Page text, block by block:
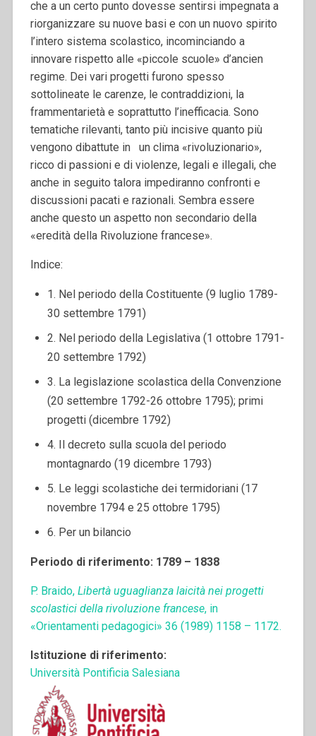
che a un certo punto dovesse sentirsi impegnata a
riorganizzare su nuove basi e con un nuovo spirito
l’intero sistema scolastico, incominciando a
innovare rispetto alle «piccole scuole» d’ancien
regime. Dei vari progetti furono spesso
sottolineate le carenze, le contraddizioni, la
frammentarietà e soprattutto l’inefficacia. Sono
tematiche rilevanti, tanto più incisive quanto più
vengono dibattute in un clima «rivoluzionario»,
ricco di passioni e di violenze, legali e illegali, che
anche in seguito talora impediranno confronti e
discussioni pacati e razionali. Sembra essere
anche questo un aspetto non secondario della
«eredità della Rivoluzione francese».
Indice:
1. Nel periodo della Costituente (9 luglio 1789-
30 settembre 1791)
2. Nel periodo della Legislativa (1 ottobre 1791-
20 settembre 1792)
3. La legislazione scolastica della Convenzione
(20 settembre 1792-26 ottobre 1795); primi
progetti (dicembre 1792)
4. Il decreto sulla scuola del periodo
montagnardo (19 dicembre 1793)
5. Le leggi scolastiche dei termidoriani (17
novembre 1794 e 25 ottobre 1795)
6. Per un bilancio
Periodo di riferimento: 1789 – 1838
P. Braido, Libertà uguaglianza laicità nei progetti
scolastici della rivoluzione francese, in
«Orientamenti pedagogici» 36 (1989) 1158 – 1172.
Istituzione di riferimento:
Università Pontificia Salesiana